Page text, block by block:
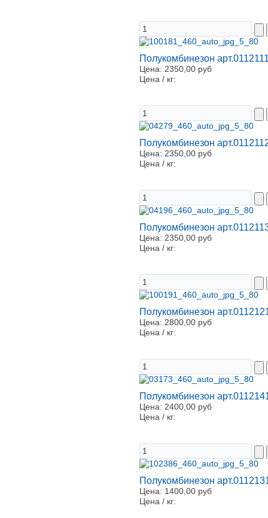
Полукомбинезон
Цена: 2350,00 руб
Цена / кг:
Полукомбинезон
Цена: 2350,00 руб
Цена / кг:
Полукомбинезон
Цена: 2350,00 руб
Цена / кг:
Полукомбинезон
Цена: 2800,00 руб
Цена / кг:
Полукомбинезон
Цена: 2400,00 руб
Цена / кг:
Полукомбинезон
Цена: 1400,00 руб
Цена / кг: